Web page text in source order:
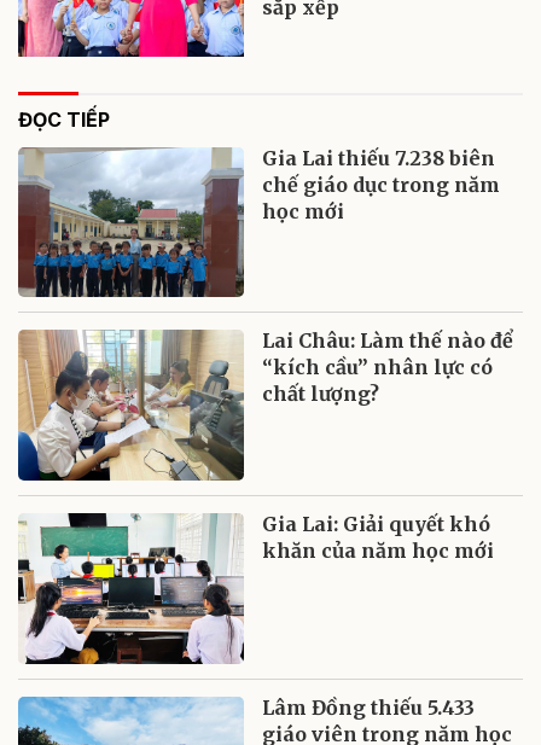
sắp xếp
ĐỌC TIẾP
Gia Lai thiếu 7.238 biên
chế giáo dục trong năm
học mới
Lai Châu: Làm thế nào để
“kích cầu” nhân lực có
chất lượng?
Gia Lai: Giải quyết khó
khăn của năm học mới
Lâm Đồng thiếu 5.433
giáo viên trong năm học